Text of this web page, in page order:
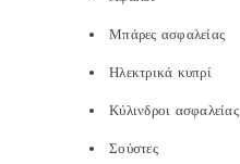
Μπάρες ασφαλείας
Ηλεκτρικά κυπρί
Κύλινδροι ασφαλείας
Σούστες